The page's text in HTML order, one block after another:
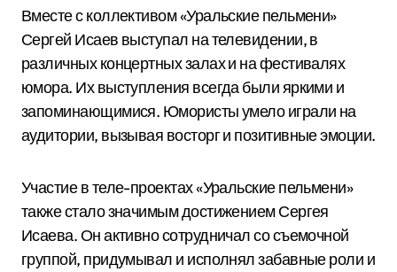
Вместе с коллективом «Уральские пельмени»
Сергей Исаев выступал на телевидении, в
различных концертных залах и на фестивалях
юмора. Их выступления всегда были яркими и
запоминающимися. Юмористы умело играли на
аудитории, вызывая восторг и позитивные эмоции.
Участие в теле-проектах «Уральские пельмени»
также стало значимым достижением Сергея
Исаева. Он активно сотрудничал со съемочной
группой, придумывал и исполнял забавные роли и